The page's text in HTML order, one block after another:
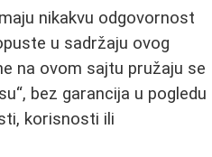
nikakvu odgovornost
u sadržaju ovog
na ovom sajtu pružaju se
bez garancija u pogledu
korisnosti ili